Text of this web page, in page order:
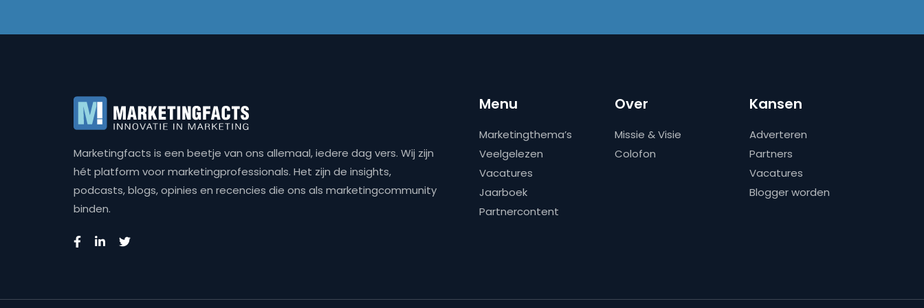
Marketingfacts is een beetje van ons allemaal, iedere dag vers. Wij zijn
hét platform voor marketingprofessionals. Het zijn de insights,
podcasts, blogs, opinies en recencies die ons als marketingcommunity
binden.
Menu
Marketingthema’s
Veelgelezen
Vacatures
Jaarboek
Partnercontent
Over
Missie & Visie
Colofon
Kansen
Adverteren
Partners
Vacatures
Blogger worden